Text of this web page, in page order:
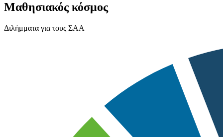
Μαθησιακός κόσμος
Διλήμματα για τους ΣΑΑ